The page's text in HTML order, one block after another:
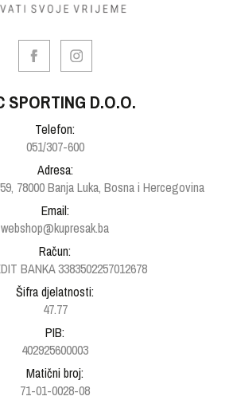
SPORTING D.O.O.
Telefon:
051/307-600
Adresa:
78000 Banja Luka, Bosna i Hercegovina
Email:
webshop@kupresak.ba
Račun:
BANKA 3383502257012678
Šifra djelatnosti:
47.77
PIB:
402925600003
Matični broj:
71-01-0028-08